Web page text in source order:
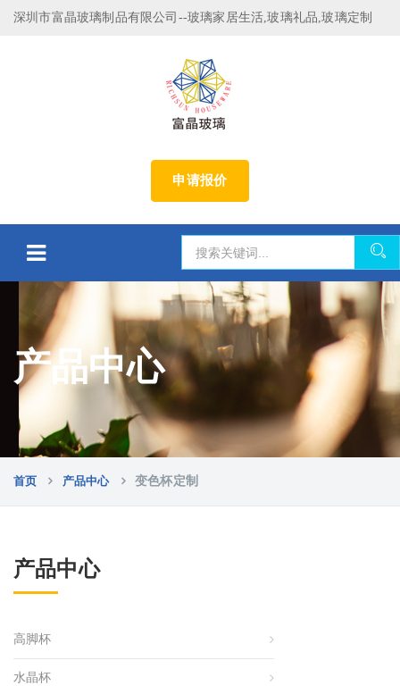
深圳市富晶玻璃制品有限公司--玻璃家居生活,玻璃礼品,玻璃定制
申请报价
产品中心
首页 产品中心 变色杯定制
产品中心
高脚杯
水晶杯